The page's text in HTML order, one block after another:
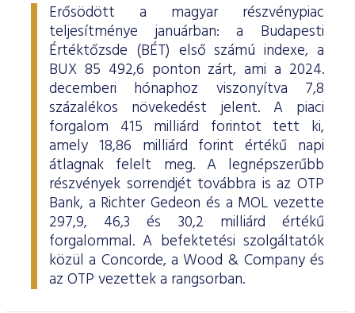
Erősödött a magyar részvénypiac
teljesítménye januárban: a Budapesti
Értéktőzsde (BÉT) első számú indexe, a
BUX 85 492,6 ponton zárt, ami a 2024.
decemberi hónaphoz viszonyítva 7,8
százalékos növekedést jelent. A piaci
forgalom 415 milliárd forintot tett ki,
amely 18,86 milliárd forint értékű napi
átlagnak felelt meg. A legnépszerűbb
részvények sorrendjét továbbra is az OTP
Bank, a Richter Gedeon és a MOL vezette
297,9, 46,3 és 30,2 milliárd értékű
forgalommal. A befektetési szolgáltatók
közül a Concorde, a Wood & Company és
az OTP vezettek a rangsorban.